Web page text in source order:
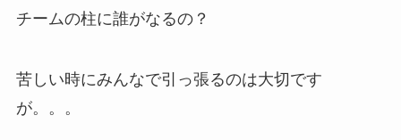
チームの柱に誰がなるの？
苦しい時にみんなで引っ張るのは大切です
が。。。